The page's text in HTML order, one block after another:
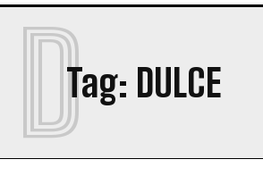
Tag: DULCE
D